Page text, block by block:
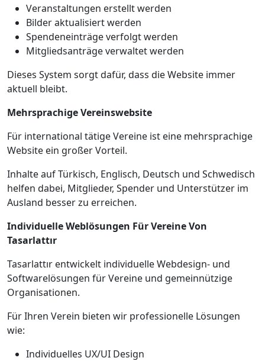
Veranstaltungen erstellt werden
Bilder aktualisiert werden
Spendeneinträge verfolgt werden
Mitgliedsanträge verwaltet werden
Dieses System sorgt dafür, dass die Website immer
aktuell bleibt.
Mehrsprachige Vereinswebsite
Für international tätige Vereine ist eine mehrsprachige
Website ein großer Vorteil.
Inhalte auf Türkisch, Englisch, Deutsch und Schwedisch
helfen dabei, Mitglieder, Spender und Unterstützer im
Ausland besser zu erreichen.
Individuelle Weblösungen Für Vereine Von
Tasarlattır
Tasarlattır entwickelt individuelle Webdesign- und
Softwarelösungen für Vereine und gemeinnützige
Organisationen.
Für Ihren Verein bieten wir professionelle Lösungen
wie:
Individuelles UX/UI Design